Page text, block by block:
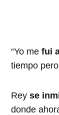
“Yo mefui
tiempo
Reyse
donde